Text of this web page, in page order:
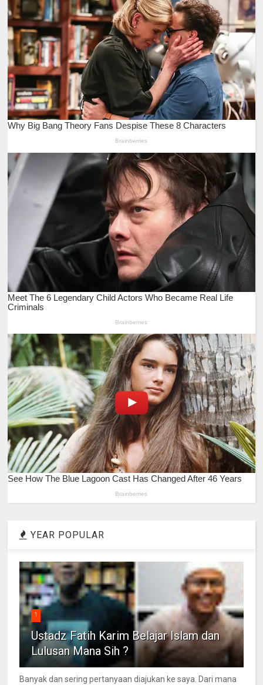
YEAR POPULAR
1
Ustadz Fatih Karim Belajar Islam dan
Lulusan Mana Sih ?
Banyak dan sering pertanyaan diajukan ke saya. Dari mana